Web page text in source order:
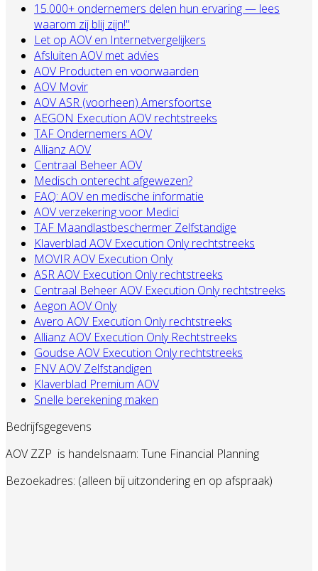
15.000+ ondernemers delen hun ervaring — lees
waarom zij blij zijn!"
Let op AOV en Internetvergelijkers
Afsluiten AOV met advies
AOV Producten en voorwaarden
AOV Movir
AOV ASR (voorheen) Amersfoortse
AEGON Execution AOV rechtstreeks
TAF Ondernemers AOV
Allianz AOV
Centraal Beheer AOV
Medisch onterecht afgewezen?
FAQ: AOV en medische informatie
AOV verzekering voor Medici
TAF Maandlastbeschermer Zelfstandige
Klaverblad AOV Execution Only rechtstreeks
MOVIR AOV Execution Only
ASR AOV Execution Only rechtstreeks
Centraal Beheer AOV Execution Only rechtstreeks
Aegon AOV Only
Avero AOV Execution Only rechtstreeks
Allianz AOV Execution Only Rechtstreeks
Goudse AOV Execution Only rechtstreeks
FNV AOV Zelfstandigen
Klaverblad Premium AOV
Snelle berekening maken
Bedrijfsgegevens
AOV ZZP is handelsnaam: Tune Financial Planning
Bezoekadres: (alleen bij uitzondering en op afspraak)